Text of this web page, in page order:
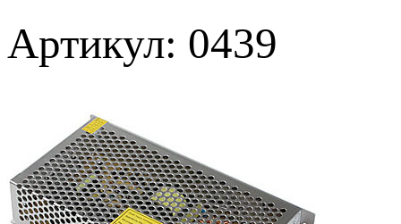
Артикул: 0439